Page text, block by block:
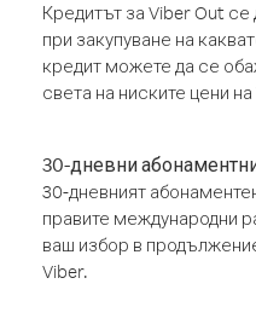
Кредитът за Viber Out
при закупуване на
кредит можете да се
света на ниските цени
30-дневни
30-дневният
правите международни
ваш избор в
Viber.